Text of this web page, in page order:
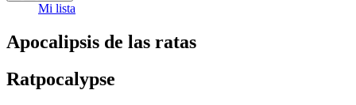
Mi lista
Apocalipsis de las ratas
Ratpocalypse